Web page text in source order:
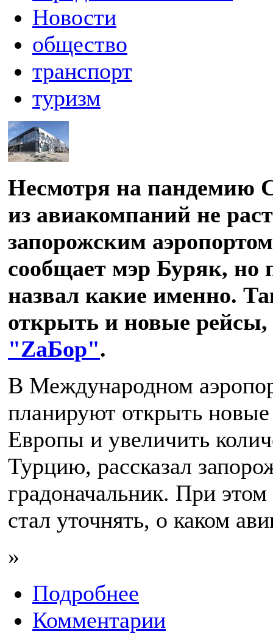
Новости
общество
транспорт
туризм
Несмотря на пандемию
из авиакомпаний не
запорожским
сообщает мэр Буряк, но
назвал какие именно.
открыть и новые рейсы,
"ZаБор".
В Международном
планируют открыть
Европы и увеличить
Турцию, рассказал
градоначальник. При
стал уточнять, о каком
»
Подробнее
Комментарии